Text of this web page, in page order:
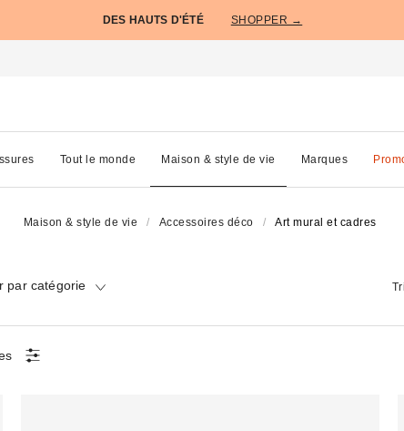
DES HAUTS D'ÉTÉ SHOPPER →
Tout le monde Maison & style de vie Marques
Maison & style de vie Accessoires déco Art mural et cadres
par catégorie